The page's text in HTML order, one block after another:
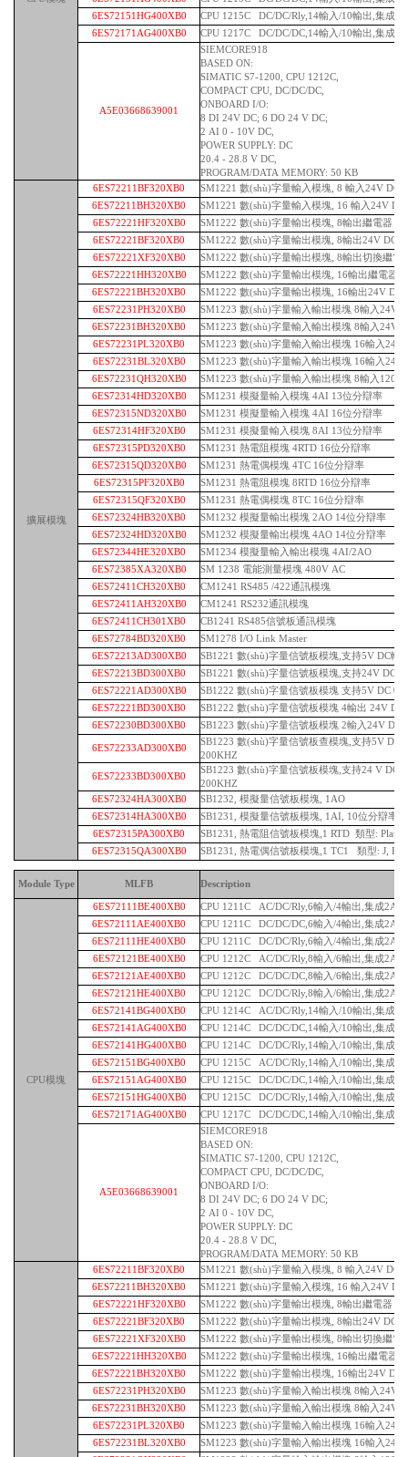
6ES72151HG400XB0
CPU 1215C DC/DC/Rly,14輸入/10輸出,集成
6ES72171AG400XB0
CPU 1217C DC/DC/DC,14輸入/10輸出,集成
A5E03668639001
SIEMCORE918
BASED ON:
SIMATIC S7-1200, CPU 1212C,
COMPACT CPU, DC/DC/DC,
ONBOARD I/O:
8 DI 24V DC; 6 DO 24 V DC;
2 AI 0 - 10V DC,
POWER SUPPLY: DC
20.4 - 28.8 V DC,
PROGRAM/DATA MEMORY: 50 KB
擴展模塊
6ES72211BF320XB0
SM1221 數(shù)字量輸入模塊, 8 輸入24V DC
6ES72211BH320XB0
SM1221 數(shù)字量輸入模塊, 16 輸入24V DC
6ES72221HF320XB0
SM1222 數(shù)字量輸出模塊, 8輸出繼電器
6ES72221BF320XB0
SM1222 數(shù)字量輸出模塊, 8輸出24V DC
6ES72221XF320XB0
SM1222 數(shù)字量輸出模塊, 8輸出切換繼電
6ES72221HH320XB0
SM1222 數(shù)字量輸出模塊, 16輸出繼電器
6ES72221BH320XB0
SM1222 數(shù)字量輸出模塊, 16輸出24V DC
6ES72231PH320XB0
SM1223 數(shù)字量輸入輸出模塊 8輸入24V
6ES72231BH320XB0
SM1223 數(shù)字量輸入輸出模塊 8輸入24V
6ES72231PL320XB0
SM1223 數(shù)字量輸入輸出模塊 16輸入24V
6ES72231BL320XB0
SM1223 數(shù)字量輸入輸出模塊 16輸入24V
6ES72231QH320XB0
SM1223 數(shù)字量輸入輸出模塊 8輸入120/
6ES72314HD320XB0
SM1231 模擬量輸入模塊 4AI 13位分辯率
6ES72315ND320XB0
SM1231 模擬量輸入模塊 4AI 16位分辯率
6ES72314HF320XB0
SM1231 模擬量輸入模塊 8AI 13位分辯率
6ES72315PD320XB0
SM1231 熱電阻模塊 4RTD 16位分辯率
6ES72315QD320XB0
SM1231 熱電偶模塊 4TC 16位分辯率
6ES72315PF320XB0
SM1231 熱電阻模塊 8RTD 16位分辯率
6ES72315QF320XB0
SM1231 熱電偶模塊 8TC 16位分辯率
6ES72324HB320XB0
SM1232 模擬量輸出模塊 2AO 14位分辯率
6ES72324HD320XB0
SM1232 模擬量輸出模塊 4AO 14位分辯率
6ES72344HE320XB0
SM1234 模擬量輸入輸出模塊 4AI/2AO
6ES72385XA320XB0
SM 1238 電能測量模塊 480V AC
6ES72411CH320XB0
CM1241 RS485 /422通訊模塊
6ES72411AH320XB0
CM1241 RS232通訊模塊
6ES72411CH301XB0
CB1241 RS485信號板通訊模塊
6ES72784BD320XB0
SM1278 I/O Link Master
6ES72213AD300XB0
SB1221 數(shù)字量信號板模塊,支持5V DC輸
6ES72213BD300XB0
SB1221 數(shù)字量信號板模塊,支持24V DC
6ES72221AD300XB0
SB1222 數(shù)字量信號板模塊 支持5V DC
6ES72221BD300XB0
SB1222 數(shù)字量信號板模塊 4輸出 24V
6ES72230BD300XB0
SB1223 數(shù)字量信號板模塊 2輸入24V DC/
6ES72233AD300XB0
SB1223 數(shù)字量信號板查模塊,支持5V
200KHZ
6ES72233BD300XB0
SB1223 數(shù)字量信號板模塊,支持24 V DC
200KHZ
6ES72324HA300XB0
SB1232, 模擬量信號板模塊, 1AO
6ES72314HA300XB0
SB1231, 模擬量信號板模塊, 1AI, 10位分辯率,
6ES72315PA300XB0
SB1231, 熱電阻信號板模塊,1 RTD 類型:
6ES72315QA300XB0
SB1231, 熱電偶信號板模塊,1 TC1 類型: J, K
Module Type MLFB Description
CPU模塊
6ES72111BE400XB0
CPU 1211C AC/DC/Rly,6輸入/4輸出,集成2AI
6ES72111AE400XB0
CPU 1211C DC/DC/DC,6輸入/4輸出,集成2AI
6ES72111HE400XB0
CPU 1211C DC/DC/Rly,6輸入/4輸出,集成2AI
6ES72121BE400XB0
CPU 1212C AC/DC/Rly,8輸入/6輸出,集成2AI
6ES72121AE400XB0
CPU 1212C DC/DC/DC,8輸入/6輸出,集成2AI
6ES72121HE400XB0
CPU 1212C DC/DC/Rly,8輸入/6輸出,集成2AI
6ES72141BG400XB0
CPU 1214C AC/DC/Rly,14輸入/10輸出,集成
6ES72141AG400XB0
CPU 1214C DC/DC/DC,14輸入/10輸出,集成
6ES72141HG400XB0
CPU 1214C DC/DC/Rly,14輸入/10輸出,集成
6ES72151BG400XB0
CPU 1215C AC/DC/Rly,14輸入/10輸出,集成
6ES72151AG400XB0
CPU 1215C DC/DC/DC,14輸入/10輸出,集成
6ES72151HG400XB0
CPU 1215C DC/DC/Rly,14輸入/10輸出,集成
6ES72171AG400XB0
CPU 1217C DC/DC/DC,14輸入/10輸出,集成
A5E03668639001
SIEMCORE918
BASED ON:
SIMATIC S7-1200, CPU 1212C,
COMPACT CPU, DC/DC/DC,
ONBOARD I/O:
8 DI 24V DC; 6 DO 24 V DC;
2 AI 0 - 10V DC,
POWER SUPPLY: DC
20.4 - 28.8 V DC,
PROGRAM/DATA MEMORY: 50 KB
6ES72211BF320XB0
SM1221 數(shù)字量輸入模塊, 8 輸入24V DC
6ES72211BH320XB0
SM1221 數(shù)字量輸入模塊, 16 輸入24V DC
6ES72221HF320XB0
SM1222 數(shù)字量輸出模塊, 8輸出繼電器
6ES72221BF320XB0
SM1222 數(shù)字量輸出模塊, 8輸出24V DC
6ES72221XF320XB0
SM1222 數(shù)字量輸出模塊, 8輸出切換繼電
6ES72221HH320XB0
SM1222 數(shù)字量輸出模塊, 16輸出繼電器
6ES72221BH320XB0
SM1222 數(shù)字量輸出模塊, 16輸出24V DC
6ES72231PH320XB0
SM1223 數(shù)字量輸入輸出模塊 8輸入24V
6ES72231BH320XB0
SM1223 數(shù)字量輸入輸出模塊 8輸入24V
6ES72231PL320XB0
SM1223 數(shù)字量輸入輸出模塊 16輸入24V
6ES72231BL320XB0
SM1223 數(shù)字量輸入輸出模塊 16輸入24V